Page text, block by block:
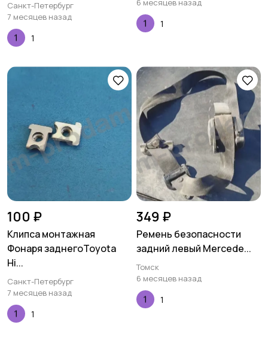
Санкт-Петербург
7 месяцев назад
1
6 месяцев назад
1
100 ₽
Клипса монтажная
Фонаря заднегоToyota
Hi...
Санкт-Петербург
7 месяцев назад
1
349 ₽
Ремень безопасности
задний левый Mercede...
Томск
6 месяцев назад
1